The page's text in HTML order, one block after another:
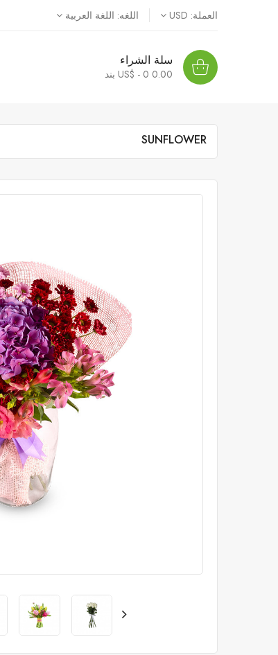
العملة: USD اللغه: اللغة العربية
سلة الشراء
0.00 US$ - 0 بند
SUNFLOWER